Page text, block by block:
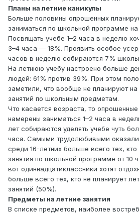
Планы на летние каникулы
Больше половины опрошенных
заниматься по школьной программе на
Посвящать учебе 1–2 часа в неделю
3–4 часа — 18%. Проявить особое
часов в неделю собираются 7%
На летнюю учебу настроено больше
людей: 61% против 39%. При этом
заметили, что вообще не планируют
занятий по школьным предметам.
Что касается возраста, то
намерены заниматься 1–2 часа в
лет собираются уделять учебе чуть
часа. Самыми трудолюбивыми
среди 16-летних больше всего тех, кто
занятия по школьной программе от 10
вот одиннадцатиклассники хотят
больше всего тех, кто не планирует
занятий (50%).
Предметы на летние занятия
В списке предметов, наиболее